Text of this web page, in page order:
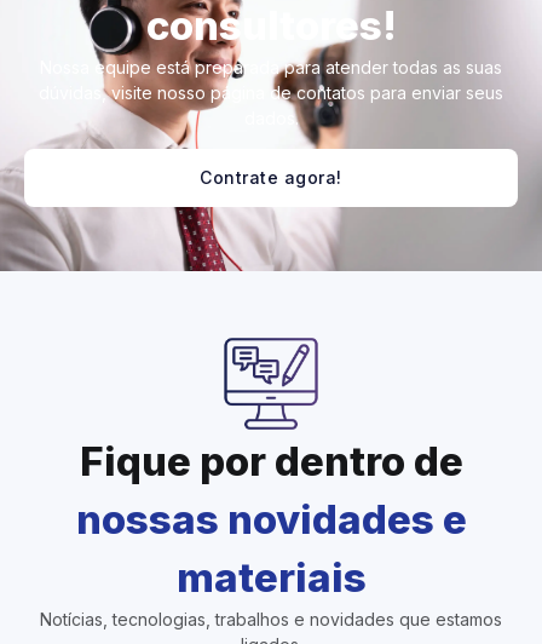
consultores!
Nossa equipe está preparada para atender todas as suas
dúvidas, visite nosso página de contatos para enviar seus
dados.
Contrate agora!
Fique por dentro de
nossas novidades e
materiais
Notícias, tecnologias, trabalhos e novidades que estamos